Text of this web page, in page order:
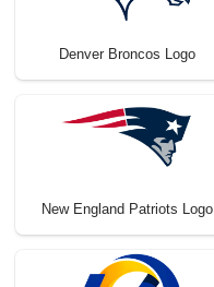
Denver Broncos Logo
New England Patriots Logo